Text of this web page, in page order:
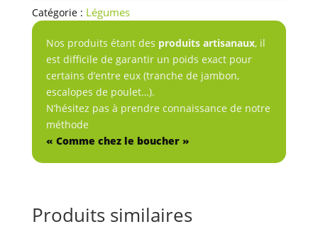
Catégorie : Légumes
Nos produits étant des produits artisanaux, il
est difficile de garantir un poids exact pour
certains d’entre eux (tranche de jambon,
escalopes de poulet…).
N’hésitez pas à prendre connaissance de notre
méthode
« Comme chez le boucher »
Produits similaires